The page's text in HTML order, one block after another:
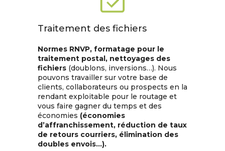
Traitement des fichiers
Normes RNVP, formatage pour le
traitement postal, nettoyages des
fichiers(doublons, inversions…). Nous
pouvons travailler sur votre base de
clients, collaborateurs ou prospects en la
rendant exploitable pour le routage et
vous faire gagner du temps et des
économies (économies
d’affranchissement, réduction de taux
de retours courriers, élimination des
doubles envois…).